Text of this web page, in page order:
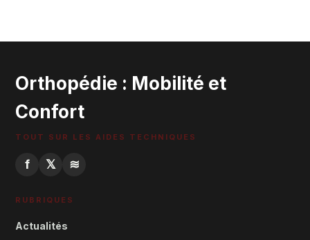
Orthopédie : Mobilité et
Confort
TOUT SUR LES AIDES TECHNIQUES
f 𝕏 ≋
RUBRIQUES
Actualités